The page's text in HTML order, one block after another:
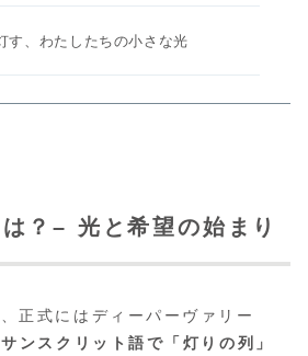
す、わたしたちの小さな光
？– 光と希望の始まり
正式にはディーパーヴァリー
サンスクリット語で「灯りの列」